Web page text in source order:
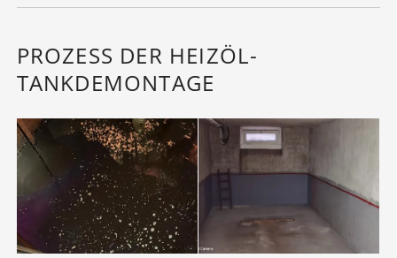
PROZESS DER HEIZÖL-
TANKDEMONTAGE